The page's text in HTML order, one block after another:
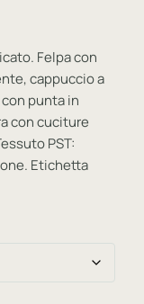
Felpa con
cappuccio a
punta in
con cuciture
PST:
Etichetta